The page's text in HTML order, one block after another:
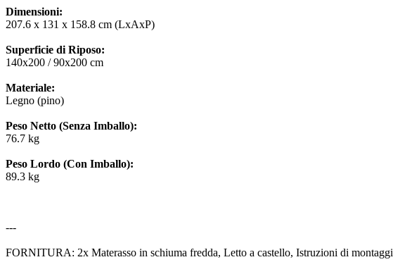
Dimensioni:
207.6 x 131 x 158.8 cm (LxAxP)
Superficie di Riposo:
140x200 / 90x200 cm
Materiale:
Legno (pino)
Peso Netto (Senza Imballo):
76.7 kg
Peso Lordo (Con Imballo):
89.3 kg
---
FORNITURA: 2x Materasso in schiuma fredda, Letto a castello, Istruzioni di